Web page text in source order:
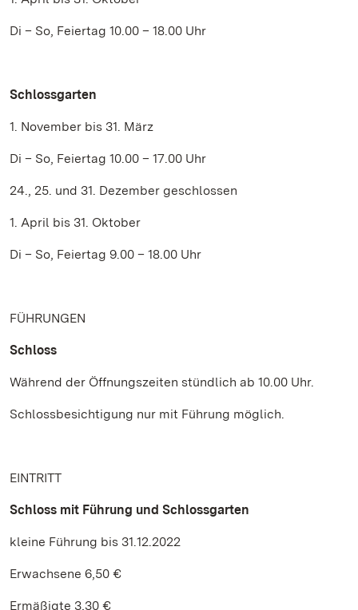
Di – So, Feiertag 10.00 – 18.00 Uhr
Schlossgarten
1. November bis 31. März
Di – So, Feiertag 10.00 – 17.00 Uhr
24., 25. und 31. Dezember geschlossen
1. April bis 31. Oktober
Di – So, Feiertag 9.00 – 18.00 Uhr
FÜHRUNGEN
Schloss
Während der Öffnungszeiten stündlich ab 10.00 Uhr.
Schlossbesichtigung nur mit Führung möglich.
EINTRITT
Schloss mit Führung und Schlossgarten
kleine Führung bis 31.12.2022
Erwachsene 6,50 €
Ermäßigte 3,30 €